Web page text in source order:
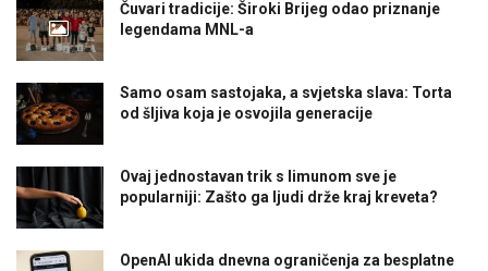
Čuvari tradicije: Široki Brijeg odao priznanje
legendama MNL-a
Samo osam sastojaka, a svjetska slava: Torta
od šljiva koja je osvojila generacije
Ovaj jednostavan trik s limunom sve je
popularniji: Zašto ga ljudi drže kraj kreveta?
OpenAI ukida dnevna ograničenja za besplatne